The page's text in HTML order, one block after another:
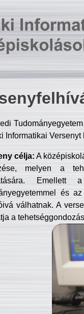
Informatikai
célja: A
melyen a
Emellett
és
válhatnak. A
a